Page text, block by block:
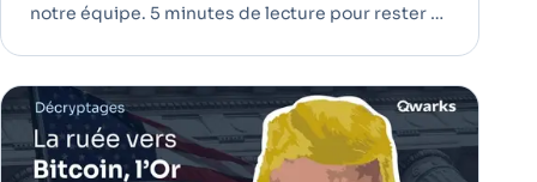
notre équipe. 5 minutes de lecture pour rester à
réserve stratégique en actifs numériques |
Institutionnels Le nouveau président des États-
Unis, Donald Trump, a sign